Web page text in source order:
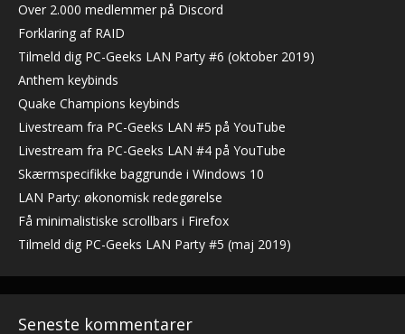
Over 2.000 medlemmer på Discord
Forklaring af RAID
Tilmeld dig PC-Geeks LAN Party #6 (oktober 2019)
Anthem keybinds
Quake Champions keybinds
Livestream fra PC-Geeks LAN #5 på YouTube
Livestream fra PC-Geeks LAN #4 på YouTube
Skærmspecifikke baggrunde i Windows 10
LAN Party: økonomisk redegørelse
Få minimalistiske scrollbars i Firefox
Tilmeld dig PC-Geeks LAN Party #5 (maj 2019)
Seneste kommentarer